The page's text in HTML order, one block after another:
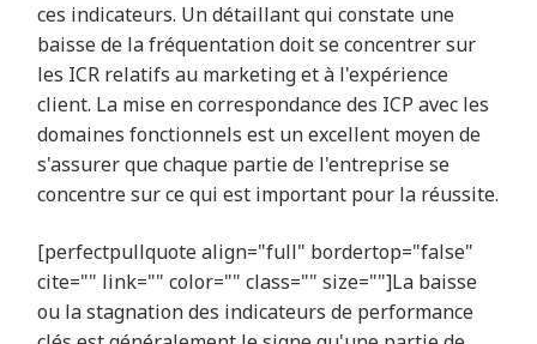
ces indicateurs. Un détaillant qui constate une
baisse de la fréquentation doit se concentrer sur
les ICR relatifs au marketing et à l'expérience
client. La mise en correspondance des ICP avec les
domaines fonctionnels est un excellent moyen de
s'assurer que chaque partie de l'entreprise se
concentre sur ce qui est important pour la réussite.
[perfectpullquote align="full" bordertop="false"
cite="" link="" color="" class="" size=""]La baisse
ou la stagnation des indicateurs de performance